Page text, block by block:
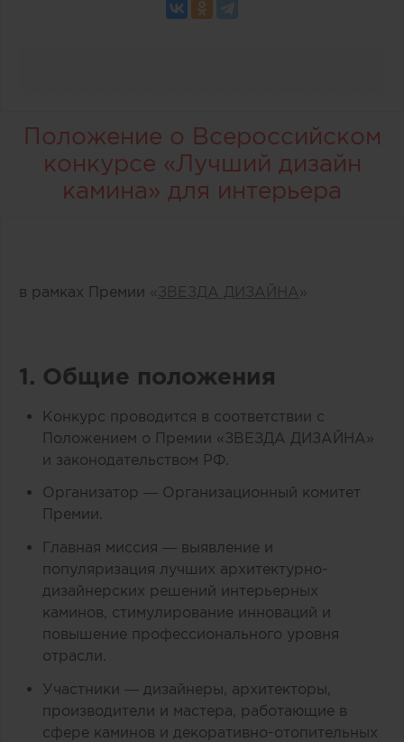
Положение о Всероссийском
конкурсе «Лучший дизайн
камина» для интерьера
в рамках Премии « ЗВЕЗДА ДИЗАЙНА »
1. Общие положения
Конкурс проводится в соответствии с
Положением о Премии «ЗВЕЗДА ДИЗАЙНА»
и законодательством РФ.
Организатор — Организационный комитет
Премии.
Главная миссия — выявление и
популяризация лучших архитектурно-
дизайнерских решений интерьерных
каминов, стимулирование инноваций и
повышение профессионального уровня
отрасли.
Участники — дизайнеры, архитекторы,
производители и мастера, работающие в
сфере каминов и декоративно-отопительных